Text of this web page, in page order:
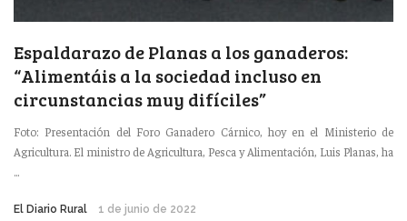
Espaldarazo de Planas a los ganaderos:
“Alimentáis a la sociedad incluso en
circunstancias muy difíciles”
Foto: Presentación del Foro Ganadero Cárnico, hoy en el Ministerio de
Agricultura. El ministro de Agricultura, Pesca y Alimentación, Luis Planas, ha
...
El Diario Rural 1 de junio de 2022